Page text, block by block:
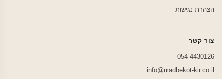
הצהרת נגישות
צור קשר
054-4430126
info@madbekot-kir.co.il